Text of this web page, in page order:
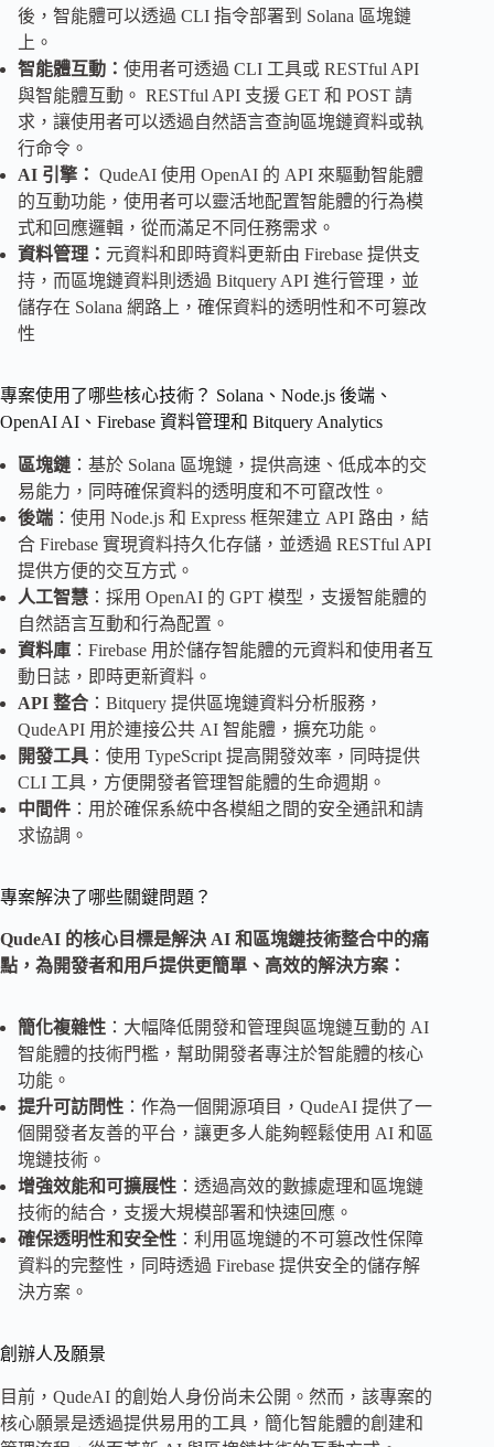
後，智能體可以透過 CLI 指令部署到 Solana 區塊鏈
上。
智能體互動： 使用者可透過 CLI 工具或 RESTful API
與智能體互動。 RESTful API 支援 GET 和 POST 請
求，讓使用者可以透過自然語言查詢區塊鏈資料或執
行命令。
AI 引擎： QudeAI 使用 OpenAI 的 API 來驅動智能體
的互動功能，使用者可以靈活地配置智能體的行為模
式和回應邏輯，從而滿足不同任務需求。
資料管理： 元資料和即時資料更新由 Firebase 提供支
持，而區塊鏈資料則透過 Bitquery API 進行管理，並
儲存在 Solana 網路上，確保資料的透明性和不可篡改
性
專案使用了哪些核心技術？ Solana、Node.js 後端、
OpenAI AI、Firebase 資料管理和 Bitquery Analytics
區塊鏈 ：基於 Solana 區塊鏈，提供高速、低成本的交
易能力，同時確保資料的透明度和不可竄改性。
後端 ：使用 Node.js 和 Express 框架建立 API 路由，結
合 Firebase 實現資料持久化存儲，並透過 RESTful API
提供方便的交互方式。
人工智慧 ：採用 OpenAI 的 GPT 模型，支援智能體的
自然語言互動和行為配置。
資料庫 ：Firebase 用於儲存智能體的元資料和使用者互
動日誌，即時更新資料。
API 整合 ：Bitquery 提供區塊鏈資料分析服務，
QudeAPI 用於連接公共 AI 智能體，擴充功能。
開發工具 ：使用 TypeScript 提高開發效率，同時提供
CLI 工具，方便開發者管理智能體的生命週期。
中間件 ：用於確保系統中各模組之間的安全通訊和請
求協調。
專案解決了哪些關鍵問題？
QudeAI 的核心目標是解決 AI 和區塊鏈技術整合中的痛
點，為開發者和用戶提供更簡單、高效的解決方案：
簡化複雜性 ：大幅降低開發和管理與區塊鏈互動的 AI
智能體的技術門檻，幫助開發者專注於智能體的核心
功能。
提升可訪問性 ：作為一個開源項目，QudeAI 提供了一
個開發者友善的平台，讓更多人能夠輕鬆使用 AI 和區
塊鏈技術。
增強效能和可擴展性 ：透過高效的數據處理和區塊鏈
技術的結合，支援大規模部署和快速回應。
確保透明性和安全性 ：利用區塊鏈的不可篡改性保障
資料的完整性，同時透過 Firebase 提供安全的儲存解
決方案。
創辦人及願景
目前，QudeAI 的創始人身份尚未公開。然而，該專案的
核心願景是透過提供易用的工具，簡化智能體的創建和